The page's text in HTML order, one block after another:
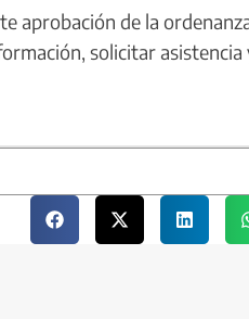
aprobación de la
solicitar